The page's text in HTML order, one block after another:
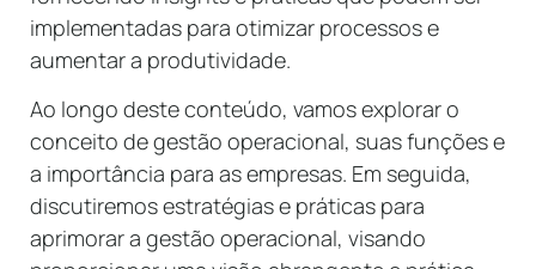
implementadas para otimizar processos e
aumentar a produtividade.
Ao longo deste conteúdo, vamos explorar o
conceito de gestão operacional, suas funções e
a importância para as empresas. Em seguida,
discutiremos estratégias e práticas para
aprimorar a gestão operacional, visando